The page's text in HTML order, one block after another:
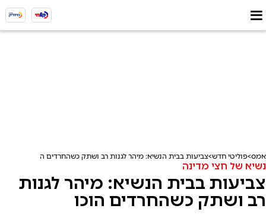
אמס פוליטי חדש צביעות בבית הנשיא: מיהר לגנות רב ושתק כשהחרדים הוכו
נשיא של חצי מדינה
צביעות בבית הנשיא: מיהר לגנות
רב ושתק כשהחרדים הוכו